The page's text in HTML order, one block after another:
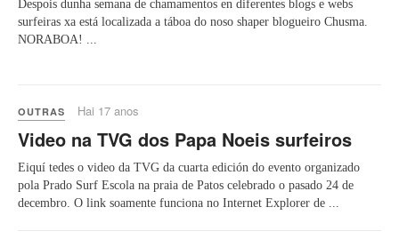
Despois dunha semana de chamamentos en diferentes blogs e webs
surfeiras xa está localizada a táboa do noso shaper blogueiro Chusma.
NORABOA! ...
OUTRAS Hai 17 anos
Video na TVG dos Papa Noeis surfeiros
Eiquí tedes o video da TVG da cuarta edición do evento organizado
pola Prado Surf Escola na praia de Patos celebrado o pasado 24 de
decembro. O link soamente funciona no Internet Explorer de ...